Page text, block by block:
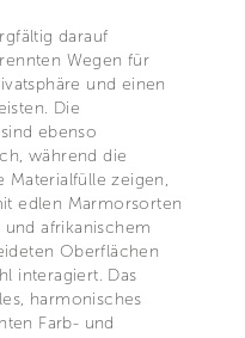
darauf
Wegen für
und einen
Die
ebenso
während die
Materialfülle zeigen,
edlen Marmorsorten
afrikanischem
Oberflächen
interagiert. Das
harmonisches
Farb- und